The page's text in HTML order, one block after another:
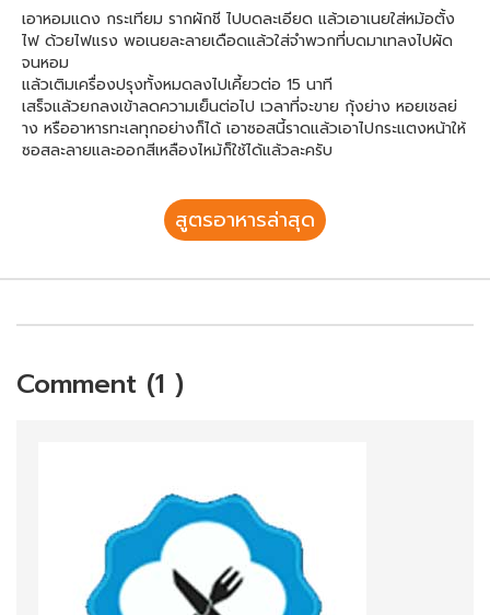
เอาหอมแดง กระเทียม รากผักชี ไปบดละเอียด แล้วเอาเนยใส่หม้อตั้ง
ไฟ ด้วยไฟแรง พอเนยละลายเดือดแล้วใส่จำพวกที่บดมาเทลงไปผัด
จนหอม
แล้วเติมเครื่องปรุงทั้งหมดลงไปเคี้ยวต่อ 15 นาที
เสร็จแล้วยกลงเข้าลดความเย็นต่อไป เวลาที่จะขาย กุ้งย่าง หอยเชลย่
าง หรืออาหารทะเลทุกอย่างก็ได้ เอาซอสนี้ราดแล้วเอาไปกระแตงหน้าให้
ซอสละลายและออกสีเหลืองไหม้ก็ใช้ได้แล้วละครับ
สูตรอาหารล่าสุด
Comment (1 )